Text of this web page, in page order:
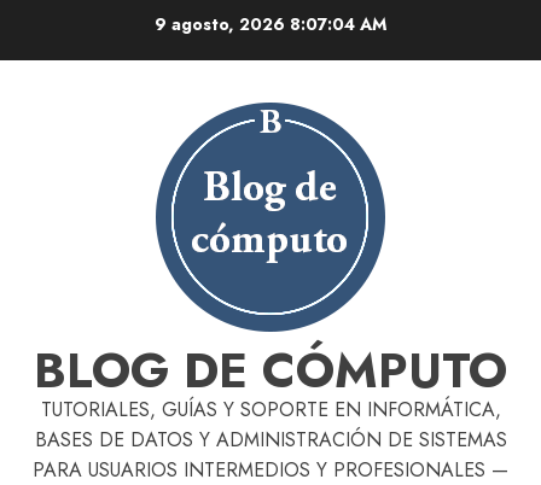
9 agosto, 2026 8:07:05 AM
BLOG DE CÓMPUTO
TUTORIALES, GUÍAS Y SOPORTE EN INFORMÁTICA,
BASES DE DATOS Y ADMINISTRACIÓN DE SISTEMAS
PARA USUARIOS INTERMEDIOS Y PROFESIONALES —